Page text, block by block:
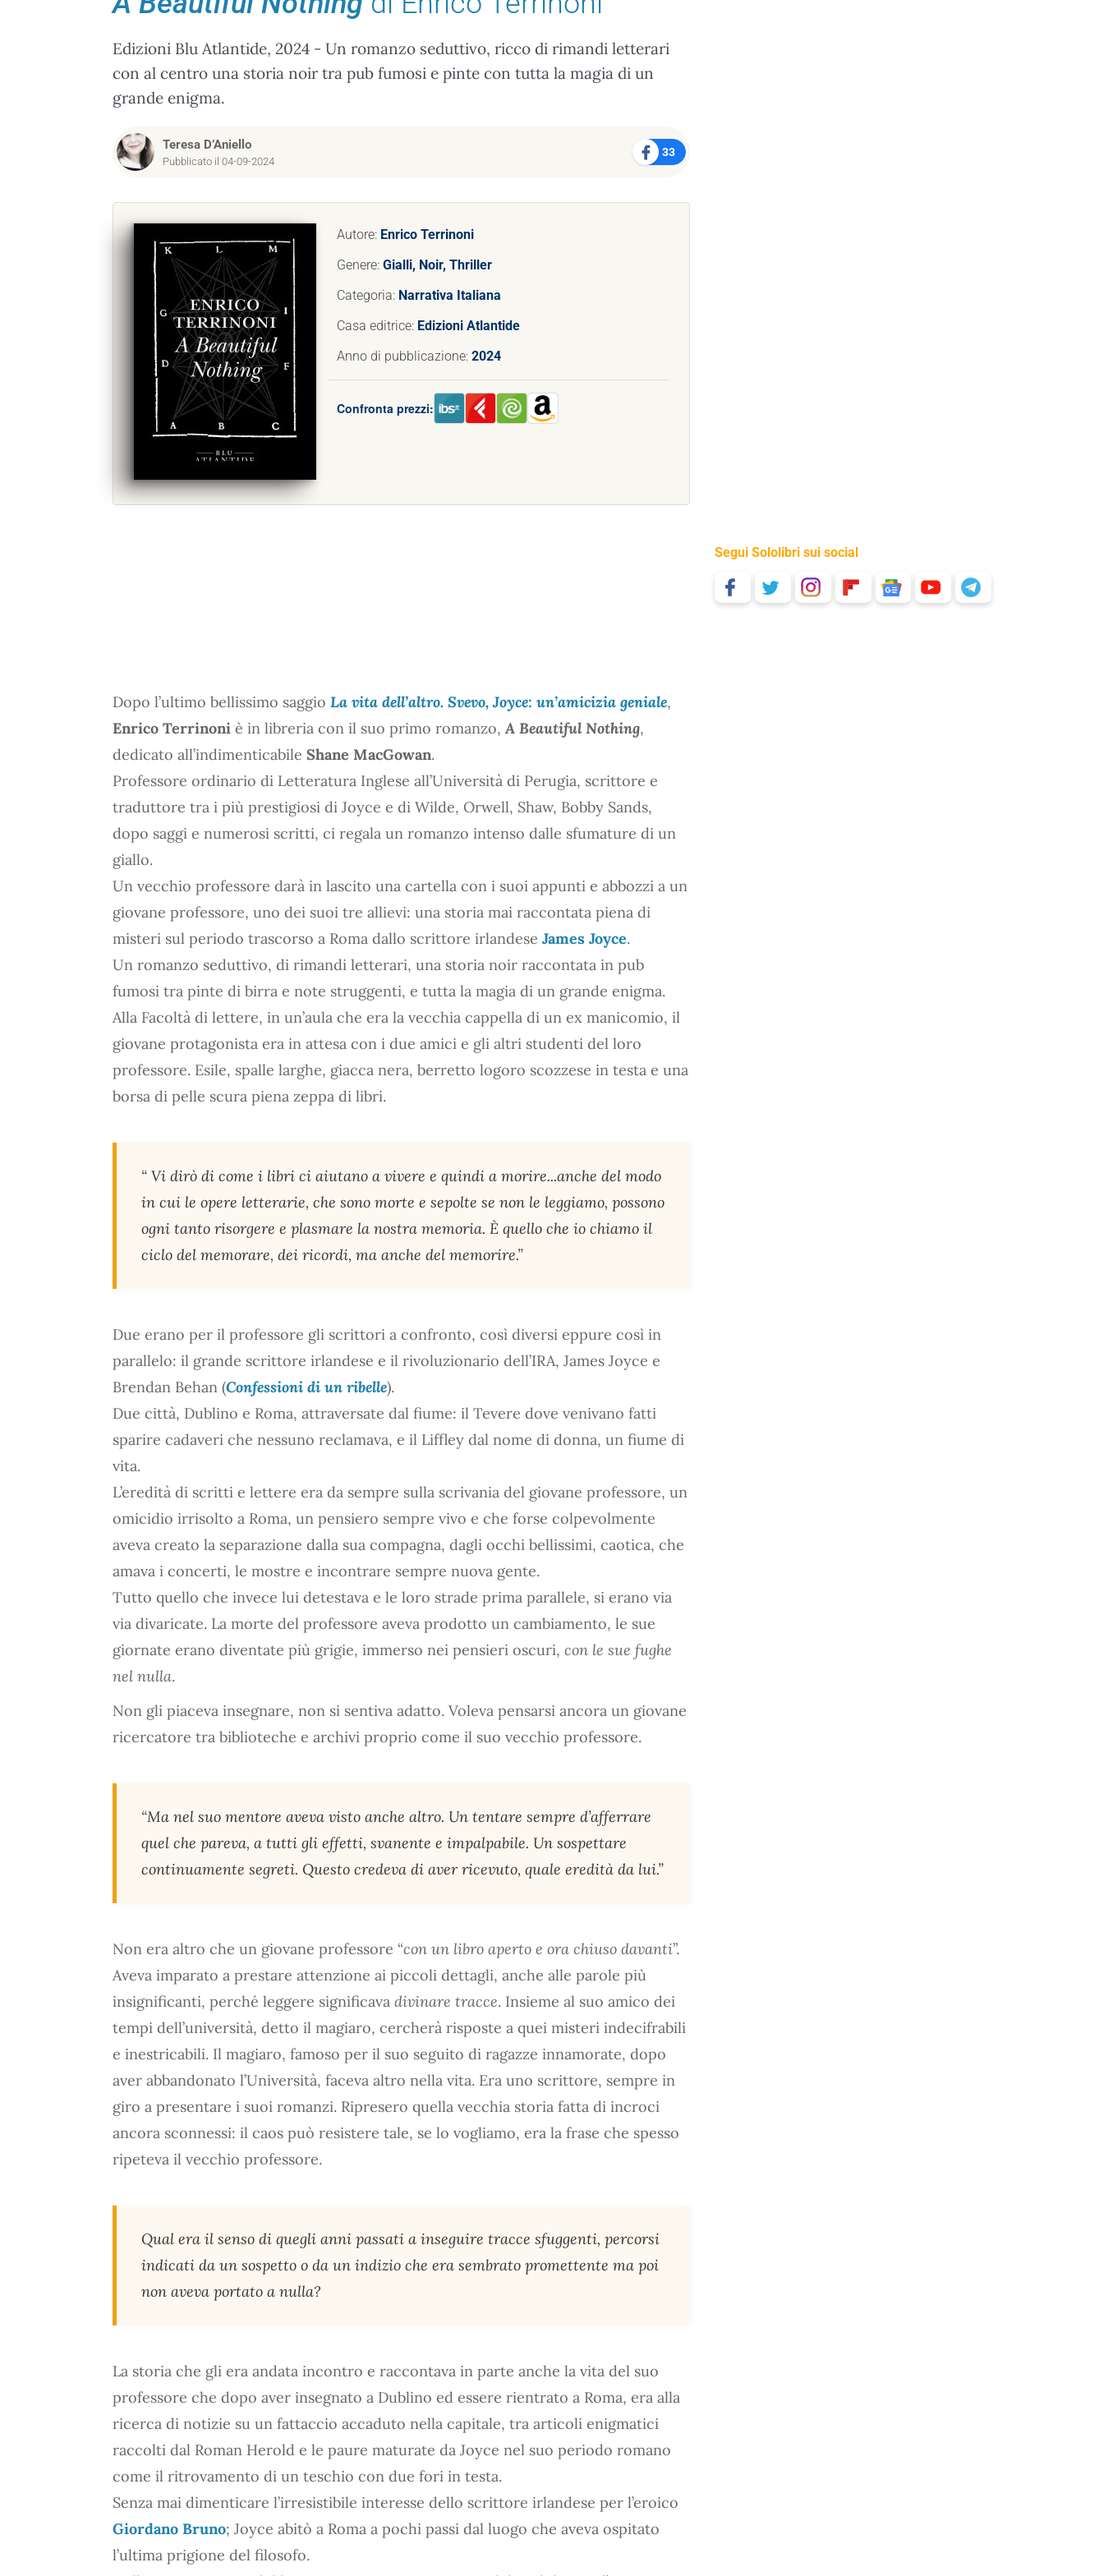
Edizioni Blu Atlantide, 2024 - Un romanzo seduttivo, ricco di rimandi letterari
con al centro una storia noir tra pub fumosi e pinte con tutta la magia di un
grande enigma.
Teresa D’Aniello
Pubblicato il 04-09-2024
33
Autore: Enrico Terrinoni
Genere: Gialli, Noir, Thriller
Categoria: Narrativa Italiana
Casa editrice: Edizioni Atlantide
Anno di pubblicazione: 2024
Confronta prezzi:
Dopo l’ultimo bellissimo saggio La vita dell’altro. Svevo, Joyce: un’amicizia geniale,
Enrico Terrinoni è in libreria con il suo primo romanzo,A Beautiful Nothing,
dedicato all’indimenticabile Shane MacGowan.
Professore ordinario di Letteratura Inglese all’Università di Perugia, scrittore e
traduttore tra i più prestigiosi di Joyce e di Wilde, Orwell, Shaw, Bobby Sands,
dopo saggi e numerosi scritti, ci regala un romanzo intenso dalle sfumature di un
giallo.
Un vecchio professore darà in lascito una cartella con i suoi appunti e abbozzi a un
giovane professore, uno dei suoi tre allievi: una storia mai raccontata piena di
misteri sul periodo trascorso a Roma dallo scrittore irlandese James Joyce.
Un romanzo seduttivo, di rimandi letterari, una storia noir raccontata in pub
fumosi tra pinte di birra e note struggenti, e tutta la magia di un grande enigma.
Alla Facoltà di lettere, in un’aula che era la vecchia cappella di un ex manicomio, il
giovane protagonista era in attesa con i due amici e gli altri studenti del loro
professore. Esile, spalle larghe, giacca nera, berretto logoro scozzese in testa e una
borsa di pelle scura piena zeppa di libri.
“ Vi dirò di come i libri ci aiutano a vivere e quindi a morire...anche del modo
in cui le opere letterarie, che sono morte e sepolte se non le leggiamo, possono
ogni tanto risorgere e plasmare la nostra memoria. È quello che io chiamo il
ciclo del memorare, dei ricordi, ma anche del memorire.”
Due erano per il professore gli scrittori a confronto, così diversi eppure così in
parallelo: il grande scrittore irlandese e il rivoluzionario dell’IRA, James Joyce e
Brendan Behan (Confessioni di un ribelle).
Due città, Dublino e Roma, attraversate dal fiume: il Tevere dove venivano fatti
sparire cadaveri che nessuno reclamava, e il Liffley dal nome di donna, un fiume di
vita.
L’eredità di scritti e lettere era da sempre sulla scrivania del giovane professore, un
omicidio irrisolto a Roma, un pensiero sempre vivo e che forse colpevolmente
aveva creato la separazione dalla sua compagna, dagli occhi bellissimi, caotica, che
amava i concerti, le mostre e incontrare sempre nuova gente.
Tutto quello che invece lui detestava e le loro strade prima parallele, si erano via
via divaricate. La morte del professore aveva prodotto un cambiamento, le sue
giornate erano diventate più grigie, immerso nei pensieri oscuri, con le sue fughe
nel nulla.
Non gli piaceva insegnare, non si sentiva adatto. Voleva pensarsi ancora un giovane
ricercatore tra biblioteche e archivi proprio come il suo vecchio professore.
“Ma nel suo mentore aveva visto anche altro. Un tentare sempre d’afferrare
quel che pareva, a tutti gli effetti, svanente e impalpabile. Un sospettare
continuamente segreti. Questo credeva di aver ricevuto, quale eredità da lui.”
Non era altro che un giovane professore “con un libro aperto e ora chiuso davanti”.
Aveva imparato a prestare attenzione ai piccoli dettagli, anche alle parole più
insignificanti, perché leggere significava divinare tracce. Insieme al suo amico dei
tempi dell’università, detto il magiaro, cercherà risposte a quei misteri indecifrabili
e inestricabili. Il magiaro, famoso per il suo seguito di ragazze innamorate, dopo
aver abbandonato l’Università, faceva altro nella vita. Era uno scrittore, sempre in
giro a presentare i suoi romanzi. Ripresero quella vecchia storia fatta di incroci
ancora sconnessi: il caos può resistere tale, se lo vogliamo, era la frase che spesso
ripeteva il vecchio professore.
Qual era il senso di quegli anni passati a inseguire tracce sfuggenti, percorsi
indicati da un sospetto o da un indizio che era sembrato promettente ma poi
non aveva portato a nulla?
La storia che gli era andata incontro e raccontava in parte anche la vita del suo
professore che dopo aver insegnato a Dublino ed essere rientrato a Roma, era alla
ricerca di notizie su un fattaccio accaduto nella capitale, tra articoli enigmatici
raccolti dal Roman Herold e le paure maturate da Joyce nel suo periodo romano
come il ritrovamento di un teschio con due fori in testa.
Senza mai dimenticare l’irresistibile interesse dello scrittore irlandese per l’eroico
Giordano Bruno; Joyce abitò a Roma a pochi passi dal luogo che aveva ospitato
l’ultima prigione del filosofo.
Segui Sololibri sui social